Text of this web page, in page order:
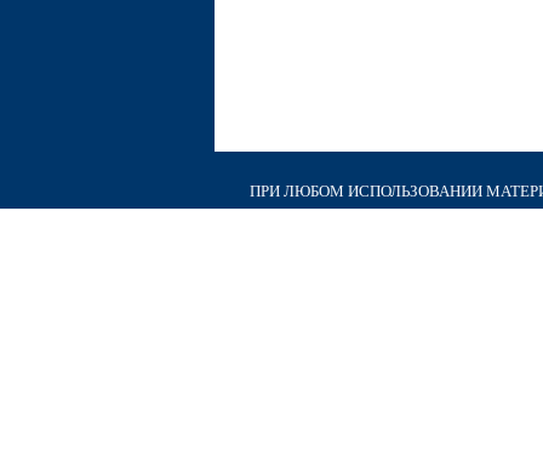
ПРИ ЛЮБОМ ИСПОЛЬЗОВАНИИ